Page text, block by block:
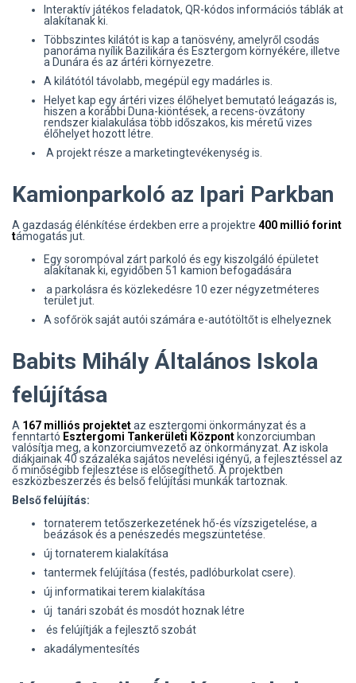
Interaktív játékos feladatok, QR-kódos információs táblák at
alakítanak ki.
Többszintes kilátót is kap a tanösvény, amelyről csodás
panoráma nyílik Bazilikára és Esztergom környékére, illetve
a Dunára és az ártéri környezetre.
A kilátótól távolabb, megépül egy madárles is.
Helyet kap egy ártéri vizes élőhelyet bemutató leágazás is,
hiszen a korábbi Duna-kiöntések, a recens-övzátony
rendszer kialakulása több időszakos, kis méretű vizes
élőhelyet hozott létre.
A projekt része a marketingtevékenység is.
Kamionparkoló az Ipari Parkban
A gazdaság élénkítése érdekben erre a projektre 400 millió forint
támogatás jut.
Egy sorompóval zárt parkoló és egy kiszolgáló épületet
alakítanak ki, egyidőben 51 kamion befogadására
a parkolásra és közlekedésre 10 ezer négyzetméteres
terület jut.
A sofőrök saját autói számára e-autótöltőt is elhelyeznek
Babits Mihály Általános Iskola
felújítása
A 167 milliós projektetaz esztergomi önkormányzat és a
fenntartó Esztergomi Tankerületi Központ konzorciumban
valósítja meg, a konzorciumvezető az önkormányzat. Az iskola
diákjainak 40 százaléka sajátos nevelési igényű, a fejlesztéssel az
ő minőségibb fejlesztése is elősegíthető. A projektben
eszközbeszerzés és belső felújítási munkák tartoznak.
Belső felújítás:
tornaterem tetőszerkezetének hő-és vízszigetelése, a
beázások és a penészedés megszüntetése.
új tornaterem kialakítása
tantermek felújítása (festés, padlóburkolat csere).
új informatikai terem kialakítása
új tanári szobát és mosdót hoznak létre
és felújítják a fejlesztő szobát
akadálymentesítés